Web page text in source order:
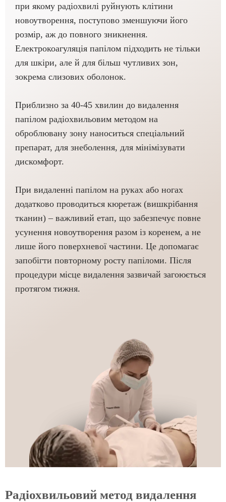
при якому радіохвилі руйнують клітини
новоутворення, поступово зменшуючи його
розмір, аж до повного зникнення.
Електрокоагуляція папілом підходить не тільки
для шкіри, але й для більш чутливих зон,
зокрема слизових оболонок.
Приблизно за 40-45 хвилин до видалення
папілом радіохвильовим методом на
оброблювану зону наноситься спеціальний
препарат, для знеболення, для мінімізувати
дискомфорт.
При видаленні папілом на руках або ногах
додатково проводиться кюретаж (вишкрібання
тканин) – важливий етап, що забезпечує повне
усунення новоутворення разом із коренем, а не
лише його поверхневої частини. Це допомагає
запобігти повторному росту папіломи. Після
процедури місце видалення зазвичай загоюється
протягом тижня.
Радіохвильовий метод видалення